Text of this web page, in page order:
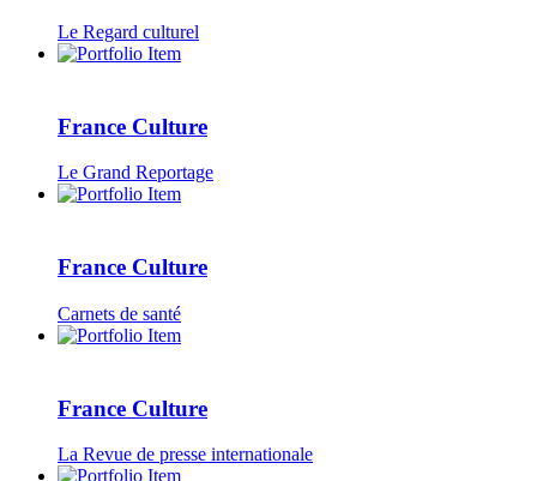
Le Regard culturel
France Culture
Le Grand Reportage
France Culture
Carnets de santé
France Culture
La Revue de presse internationale